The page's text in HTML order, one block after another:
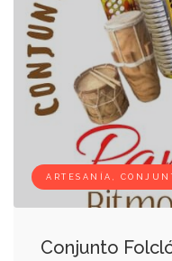
ARTESANÍA,
Conjunto